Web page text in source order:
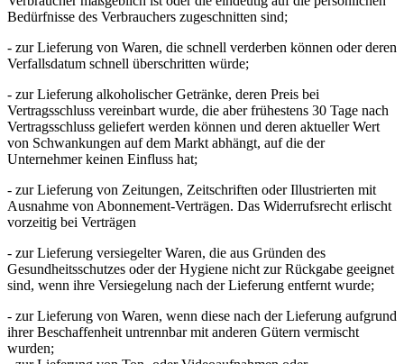
Bedürfnisse des Verbrauchers zugeschnitten sind;
- zur Lieferung von Waren, die schnell verderben können oder deren
Verfallsdatum schnell überschritten würde;
- zur Lieferung alkoholischer Getränke, deren Preis bei
Vertragsschluss vereinbart wurde, die aber frühestens 30 Tage nach
Vertragsschluss geliefert werden können und deren aktueller Wert
von Schwankungen auf dem Markt abhängt, auf die der
Unternehmer keinen Einfluss hat;
- zur Lieferung von Zeitungen, Zeitschriften oder Illustrierten mit
Ausnahme von Abonnement-Verträgen. Das Widerrufsrecht erlischt
vorzeitig bei Verträgen
- zur Lieferung versiegelter Waren, die aus Gründen des
Gesundheitsschutzes oder der Hygiene nicht zur Rückgabe geeignet
sind, wenn ihre Versiegelung nach der Lieferung entfernt wurde;
- zur Lieferung von Waren, wenn diese nach der Lieferung aufgrund
ihrer Beschaffenheit untrennbar mit anderen Gütern vermischt
wurden;